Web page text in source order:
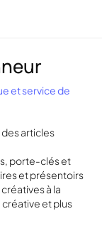
et service de
articles
porte-clés et
et présentoirs
à la
et plus